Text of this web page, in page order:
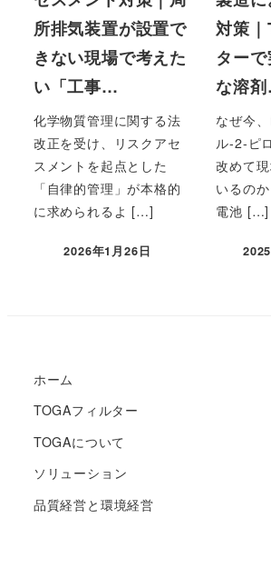
所排気装置が設置で
きない現場で考えた
い「工事…
化学物質管理に関する法
改正を受け、リスクアセ
スメントを起点とした
「自律的管理」が本格的
に求められるよ […]
2026年1月26日
対策
ター
な溶
なぜ今
ル-2-ピ
改めて
いるの
電池 […]
ホーム
TOGAフィルター
TOGAについて
ソリューション
品質経営と環境経営